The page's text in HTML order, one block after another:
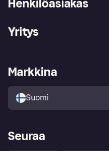
Henkilöasiakas
Ohje
Kirjaudu sisään
Tutustu kauppoihin
Ostajan turva
Yritys
Kirjaudu sisään yrityksenä
Markkina
Suomi
Seuraa